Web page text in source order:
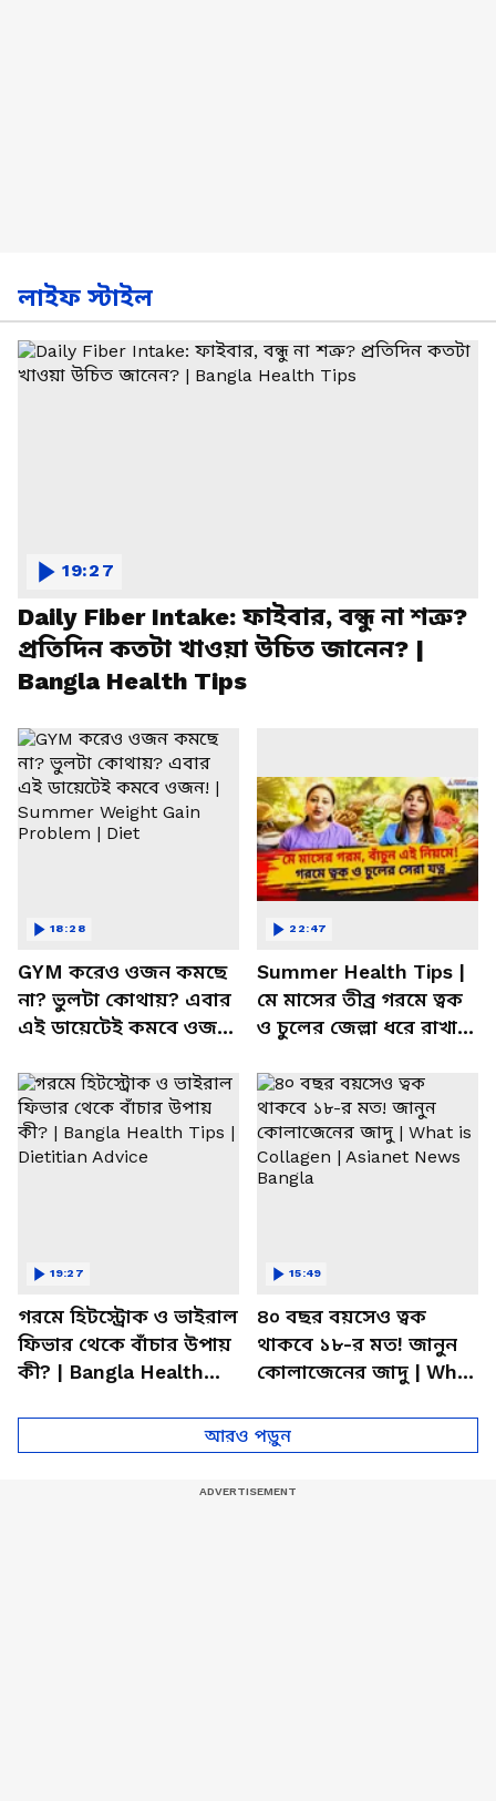
লাইফ স্টাইল
Daily Fiber Intake: ফাইবার, বন্ধু না শত্রু?
প্রতিদিন কতটা খাওয়া উচিত জানেন? |
Bangla Health Tips
19:27
GYM করেও ওজন কমছে
না? ভুলটা কোথায়? এবার
এই ডায়েটেই কমবে ওজন!
Problem | Diet
18:28
Summer Health Tips |
মে মাসের তীব্র গরমে ত্বক
ও চুলের জেল্লা ধরে রাখার
22:47
গরমে হিটস্ট্রোক ও ভাইরাল
ফিভার থেকে বাঁচার উপায়
কী? | Bangla Health
19:27
৪০ বছর বয়সেও ত্বক
থাকবে ১৮-র মত! জানুন
কোলাজেনের জাদু | What
News Bangla
15:49
আরও পড়ুন